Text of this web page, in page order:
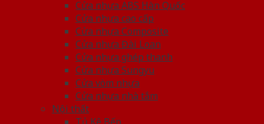
Cửa nhựa ABS Hàn Quốc
Cửa nhựa cao cấp
Cửa nhựa Composite
Cửa nhựa Đài Loan
Cửa nhựa ghép thanh
Cửa nhựa Sungyu
Cửa vòm nhựa
Cửa nhựa nhà tắm
Nội thất
Tủ Kệ Bếp